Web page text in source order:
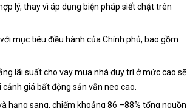
lý, thay vì áp dụng biện pháp siết chặt trên
mục tiêu điều hành của Chính phủ, bao gồm
lãi suất cho vay mua nhà duy trì ở mức cao sẽ
giá bất động sản vẫn neo cao.
hạng sang, chiếm khoảng 86 –88% tổng nguồn